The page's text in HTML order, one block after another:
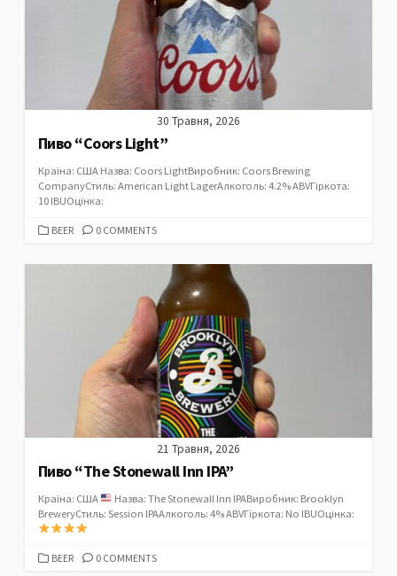
30 Травня, 2026
Пиво “Coors Light”
Країна: США Назва: Coors LightВиробник: Coors Brewing
CompanyСтиль: American Light LagerАлкоголь: 4.2% ABVГіркота:
10 IBUОцінка:
CATEGORIES
BEER 0 COMMENTS
21 Травня, 2026
Пиво “The Stonewall Inn IPA”
Країна: США
Назва: The Stonewall Inn IPAВиробник: Brooklyn
BreweryСтиль: Session IPAАлкоголь: 4% ABVГіркота: No IBUОцінка:
CATEGORIES
BEER 0 COMMENTS